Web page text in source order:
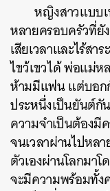
หญิงสาวแบบ
หลายครอบครัวที่ยั
เสียเวลาและไร้สา
ไขว้เขวได้ พ่อแม่
ห้ามมีแฟน แต่บอก
ประหนึ่งเป็นยันต์กั
ความจำเป็นต้องมี
จนเวลาผ่านไปหล
ตัวเองผ่านโลกมา
จะมีความพร้อมทั้ง